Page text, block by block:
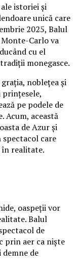
istoriei și
unică care
2025, Balul
Carlo va
cu el
monegasce.
noblețea și
pe podele de
Acum, această
de Azur și
spectacol care
în realitate.
oaspeții vor
Balul
de
prin aer ca niște
de